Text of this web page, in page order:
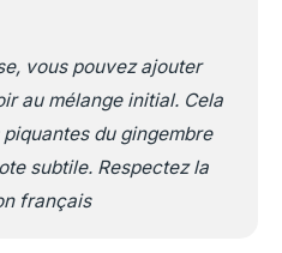
vous pouvez ajouter
au mélange initial. Cela
du gingembre
subtile. Respectez la
français